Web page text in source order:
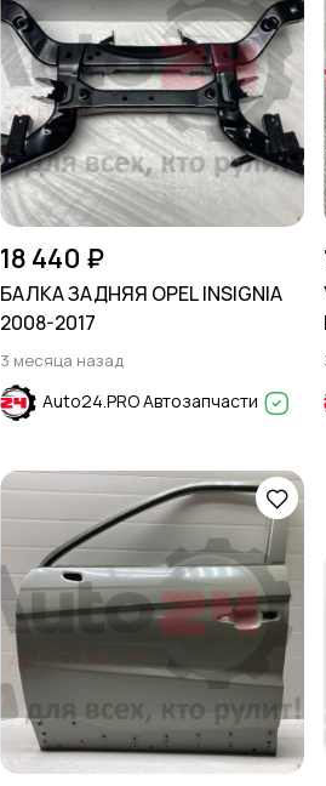
18 440 ₽
БАЛКА ЗАДНЯЯ OPEL INSIGNIA
2008-2017
3 месяца назад
Auto24.PRO Автозапчасти